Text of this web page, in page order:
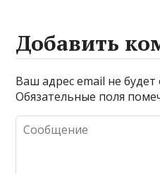
Добавить
Ваш адрес email не будет
Обязательные поля